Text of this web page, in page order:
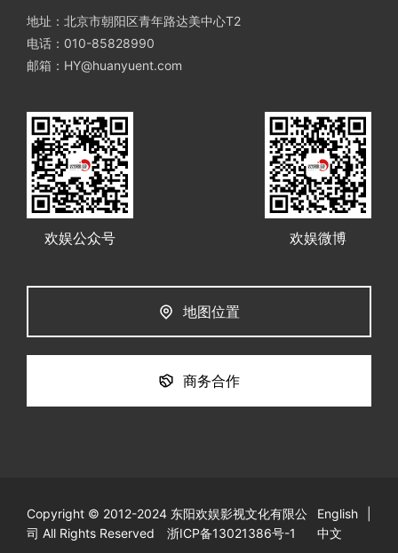
地址：北京市朝阳区青年路达美中心T2
电话：010-85828990
邮箱：HY@huanyuent.com
欢娱公众号 欢娱微博
地图位置
商务合作
Copyright © 2012-2024 东阳欢娱影视文化有限公
司 All Rights Reserved
浙ICP备13021386号-1
English
中文